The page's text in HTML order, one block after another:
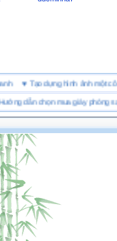
doanh♥Tạo dựng hình ảnh
dẫn chọn mua giày phòng sạch